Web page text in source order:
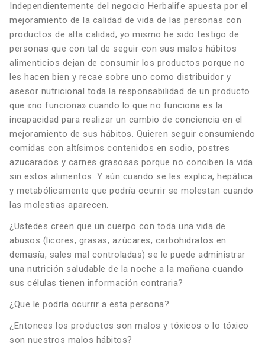
Independientemente del negocio Herbalife apuesta por el
mejoramiento de la calidad de vida de las personas con
productos de alta calidad, yo mismo he sido testigo de
personas que con tal de seguir con sus malos hábitos
alimenticios dejan de consumir los productos porque no
les hacen bien y recae sobre uno como distribuidor y
asesor nutricional toda la responsabilidad de un producto
que «no funciona» cuando lo que no funciona es la
incapacidad para realizar un cambio de conciencia en el
mejoramiento de sus hábitos. Quieren seguir consumiendo
comidas con altísimos contenidos en sodio, postres
azucarados y carnes grasosas porque no conciben la vida
sin estos alimentos. Y aún cuando se les explica, hepática
y metabólicamente que podría ocurrir se molestan cuando
las molestias aparecen.
¿Ustedes creen que un cuerpo con toda una vida de
abusos (licores, grasas, azúcares, carbohidratos en
demasía, sales mal controladas) se le puede administrar
una nutrición saludable de la noche a la mañana cuando
sus células tienen información contraria?
¿Que le podría ocurrir a esta persona?
¿Entonces los productos son malos y tóxicos o lo tóxico
son nuestros malos hábitos?